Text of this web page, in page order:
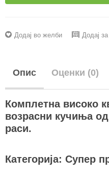
Додај во желби Додај
Опис Оценки (0)
Комплетна високо
возрасни кучиња
раси.
Категорија: Супер